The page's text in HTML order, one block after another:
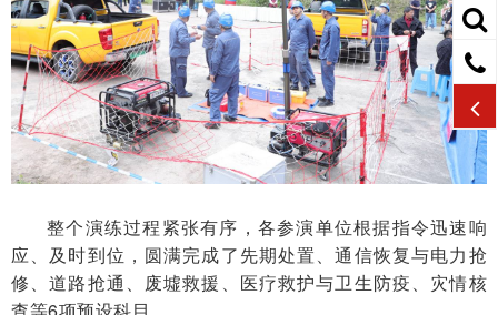
整个演练过程紧张有序，各参演单位根据指令迅速响
应、及时到位，圆满完成了先期处置、通信恢复与电力抢
修、道路抢通、废墟救援、医疗救护与卫生防疫、灾情核